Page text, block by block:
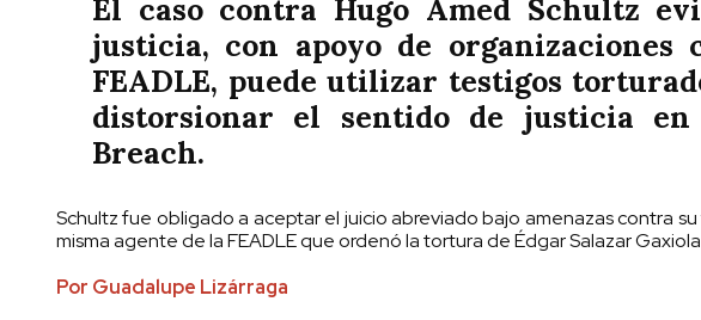
El caso contra Hugo Amed Schultz
justicia, con apoyo de organizaciones
FEADLE, puede utilizar testigos
distorsionar el sentido de justicia
Breach.
Schultz fue obligado a aceptar el juicio abreviado bajo amenazas contra
misma agente de la FEADLE que ordenó la tortura de Édgar Salazar
Por Guadalupe Lizárraga